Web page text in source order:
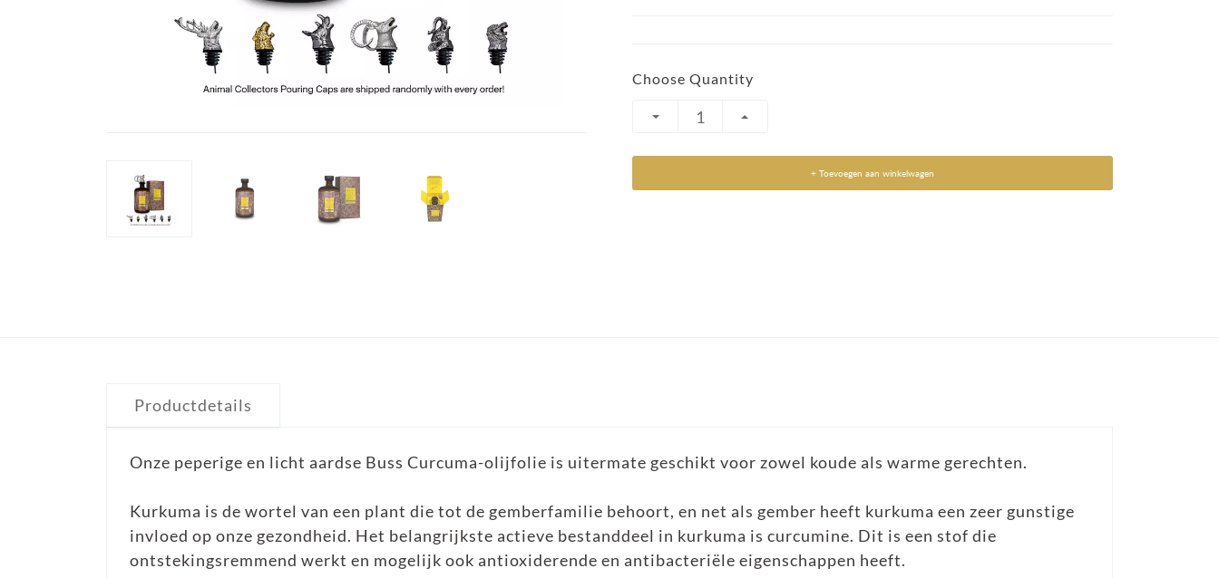
Choose Quantity
+ Toevoegen aan winkelwagen
Productdetails
Onze peperige en licht aardse Buss Curcuma-olijfolie is uitermate geschikt voor zowel koude als warme gerechten.
Kurkuma is de wortel van een plant die tot de gemberfamilie behoort, en net als gember heeft kurkuma een zeer gunstige
invloed op onze gezondheid. Het belangrijkste actieve bestanddeel in kurkuma is curcumine. Dit is een stof die
ontstekingsremmend werkt en mogelijk ook antioxiderende en antibacteriële eigenschappen heeft.